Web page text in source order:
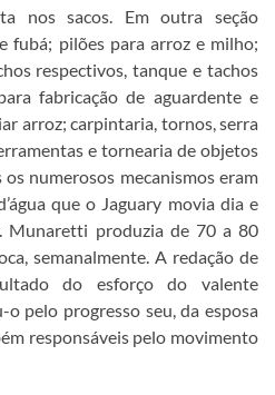
nos sacos. Em outra seção
fubá; pilões para arroz e milho;
respectivos, tanque e tachos
fabricação de aguardente e
arroz; carpintaria, tornos, serra
e tornearia de objetos
numerosos mecanismos eram
que o Jaguary movia dia e
Munaretti produzia de 70 a 80
semanalmente. A redação de
do esforço do valente
pelo progresso seu, da esposa
responsáveis pelo movimento